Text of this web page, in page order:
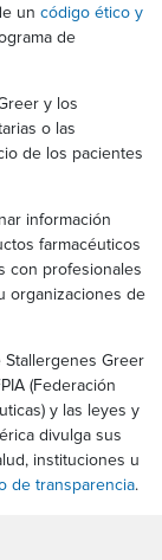
un código ético y
de
y los
o las
de los pacientes
información
farmacéuticos
con profesionales
organizaciones de
Stallergenes Greer
(Federación
y las leyes y
divulga sus
instituciones u
de transparencia.